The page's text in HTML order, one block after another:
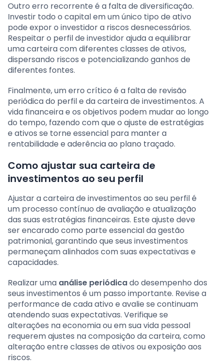
Outro erro recorrente é a falta de diversificação.
Investir todo o capital em um único tipo de ativo
pode expor o investidor a riscos desnecessários.
Respeitar o perfil de investidor ajuda a equilibrar
uma carteira com diferentes classes de ativos,
dispersando riscos e potencializando ganhos de
diferentes fontes.
Finalmente, um erro crítico é a falta de revisão
periódica do perfil e da carteira de investimentos. A
vida financeira e os objetivos podem mudar ao longo
do tempo, fazendo com que o ajuste de estratégias
e ativos se torne essencial para manter a
rentabilidade e aderência ao plano traçado.
Como ajustar sua carteira de
investimentos ao seu perfil
Ajustar a carteira de investimentos ao seu perfil é
um processo contínuo de avaliação e atualização
das suas estratégias financeiras. Este ajuste deve
ser encarado como parte essencial da gestão
patrimonial, garantindo que seus investimentos
permaneçam alinhados com suas expectativas e
capacidades.
Realizar uma análise periódicado desempenho dos
seus investimentos é um passo importante. Revise a
performance de cada ativo e avalie se continuam
atendendo suas expectativas. Verifique se
alterações na economia ou em sua vida pessoal
requerem ajustes na composição da carteira, como
alteração entre classes de ativos ou exposição aos
riscos.